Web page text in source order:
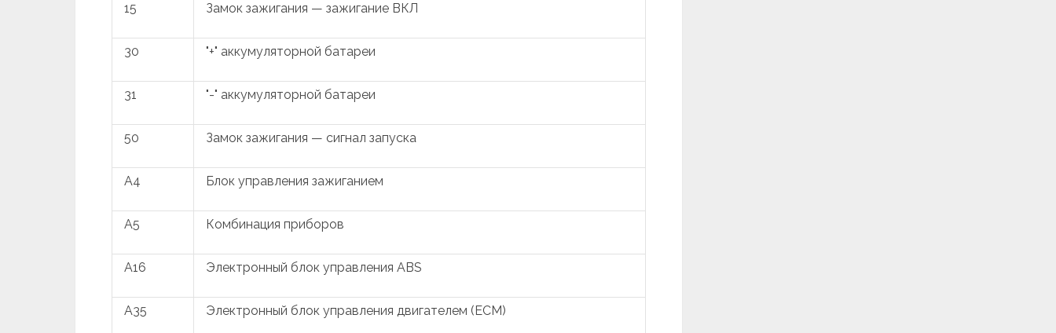
15 Замок зажигания — зажигание ВКЛ
30 "+" аккумуляторной батареи
31 "-" аккумуляторной батареи
50 Замок зажигания — сигнал запуска
A4 Блок управления зажиганием
A5 Комбинация приборов
A16 Электронный блок управления ABS
A35 Электронный блок управления двигателем (ECM)